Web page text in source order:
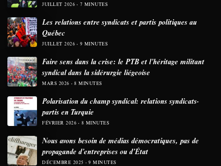
JUILLET 2026 7 MINUTES
Les relations entre syndicats et partis politiques au
Québec
JUILLET 2026 9 MINUTES
Faire sens dans la crise: le PTB et l’héritage militant
syndical dans la sidérurgie liégeoise
MARS 2026 8 MINUTES
Polarisation du champ syndical: relations syndicats-
partis en Turquie
FÉVRIER 2026 8 MINUTES
Nous avons besoin de médias démocratiques, pas de
propagande d’entreprises ou d’État
DÉCEMBRE 2025 9 MINUTES